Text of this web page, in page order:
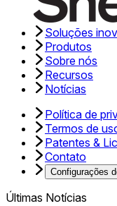
Soluções
Produtos
Sobre nós
Recursos
Notícias
Política de
Termos de
Patentes &
Contato
Configurações
Últimas Notícias